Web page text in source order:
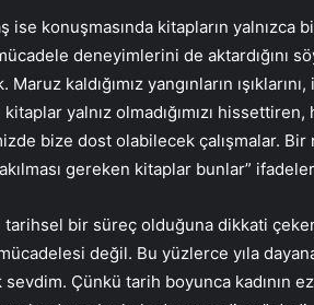
ise konuşmasında kitapların yalnızca
deneyimlerini de aktardığını
kaldığımız yangınların
yalnız olmadığımızı hissettiren,
bize dost olabilecek çalışmalar. Bir
gereken kitaplar bunlar”
bir süreç olduğuna dikkati
mücadelesi değil. Bu yüzlerce yıla
sevdim. Çünkü tarih boyunca kadının